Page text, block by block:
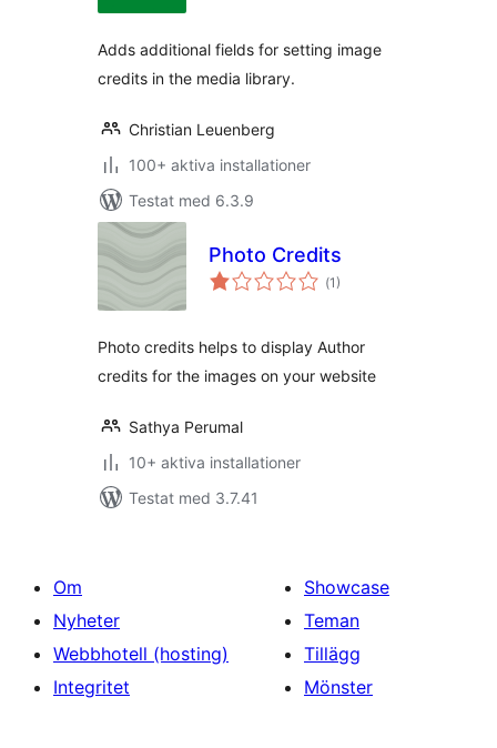
Adds additional fields for setting image
credits in the media library.
Christian Leuenberg
100+ aktiva installationer
Testat med 6.3.9
Photo Credits
(Totalt
antal
1)
Photo credits helps to display Author
credits for the images on your website
Sathya Perumal
10+ aktiva installationer
Testat med 3.7.41
Om
Nyheter
Webbhotell (hosting)
Integritet
Showcase
Teman
Tillägg
Mönster